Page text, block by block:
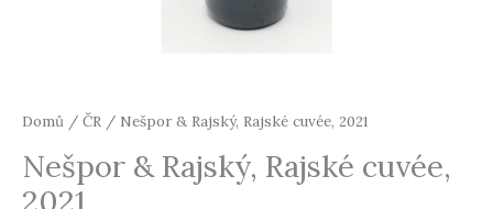
Domů / ČR / Nešpor & Rajský, Rajské cuvée, 2021
Nešpor & Rajský, Rajské cuvée,
2021